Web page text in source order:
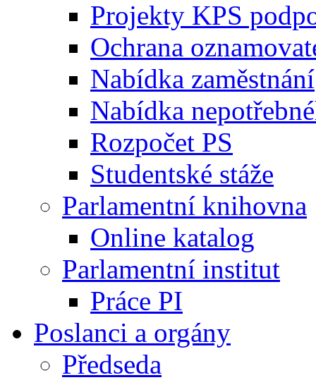
Projekty KPS
Ochrana
Nabídka zaměstnání
Nabídka
Rozpočet PS
Studentské stáže
Parlamentní knihovna
Online katalog
Parlamentní institut
Práce PI
Poslanci a orgány
Předseda